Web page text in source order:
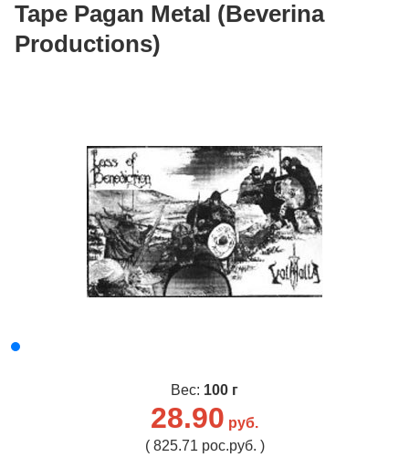
Tape Pagan Metal (Beverina
Productions)
Вес: 100 г
28.90 руб.
( 825.71 рос.руб. )